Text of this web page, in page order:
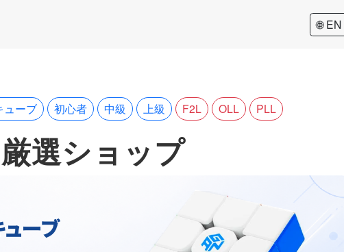
🌐 EN
ューブ 初心者 中級 上級 F2L OLL PLL
厳選ショップ